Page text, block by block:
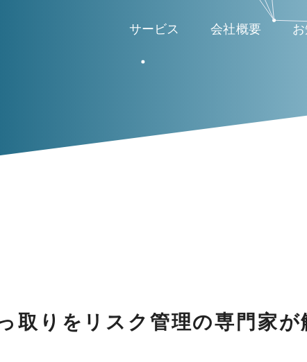
サービス 会社概要
取りをリスク管理の専門家が